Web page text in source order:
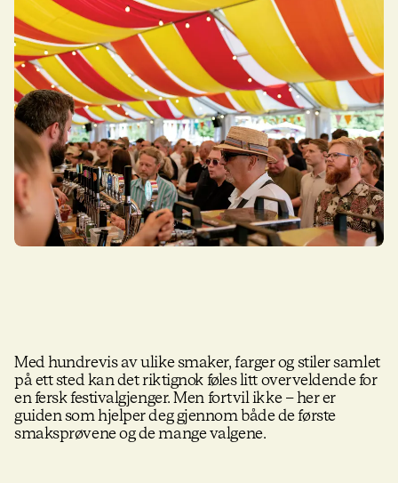
Med hundrevis av ulike smaker, farger og stiler samlet
på ett sted kan det riktignok føles litt overveldende for
en fersk festivalgjenger. Men fortvil ikke – her er
guiden som hjelper deg gjennom både de første
smaksprøvene og de mange valgene.